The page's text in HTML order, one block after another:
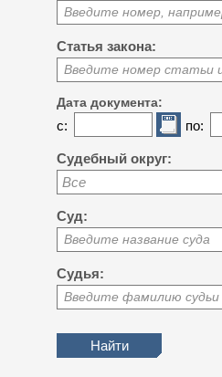
Введите номер,
Статья закона:
Введите номер статьи
Дата документа:
с: по:
Судебный округ:
Все
Суд:
Введите название суда
Судья:
Введите фамилию судьи